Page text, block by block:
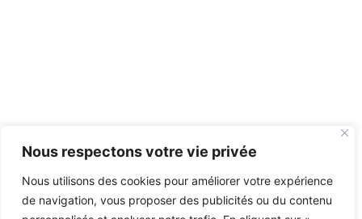
Nous respectons votre vie privée
Nous utilisons des cookies pour améliorer votre expérience
de navigation, vous proposer des publicités ou du contenu